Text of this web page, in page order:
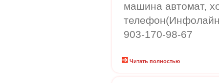
машина автомат,
903-170-98-67
Читать полностью